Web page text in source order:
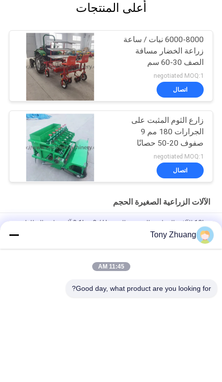
أعلى المنتجات
6000-8000 نبات / ساعة
زراعة الخضار مسافة
الصف 30-60 سم
negotiated MOQ:1
اتصال
زارع الثوم المثبت على
الجرارات 180 مم 9
صفوف 20-50 حصانًا
متطابقًا
negotiated MOQ:1
اتصال
الآلات الزراعية الصغيرة الحجم
18hp الآلات الزراعية الصغيرة الحجم 0.1hm2 / H آلة زراعة البطاطس
Harrow
W500mm الآلات الزراعية الصغيرة الحجم أنبوب أنبوبي غير ملحوم اثنان
Tony Zhuang
11:45 AM
Good day, what product are you looking for?